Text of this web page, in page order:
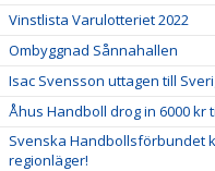
Vinstlista Varulotteriet 2022
Ombyggnad Sånnahallen
Isac Svensson uttagen till
Åhus Handboll drog in 6000 kr
Svenska Handbollsförbundet
regionläger!